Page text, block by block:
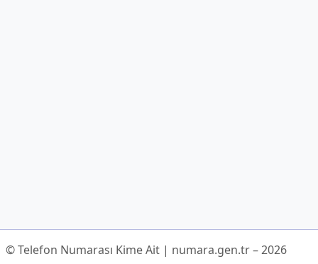
© Telefon Numarası Kime Ait | numara.gen.tr – 2026